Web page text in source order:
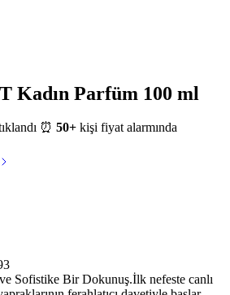
Kadın Parfüm 100 ml
⏰ 50+ kişi fiyat alarmında
Sofistike Bir Dokunuş.İlk nefeste canlı